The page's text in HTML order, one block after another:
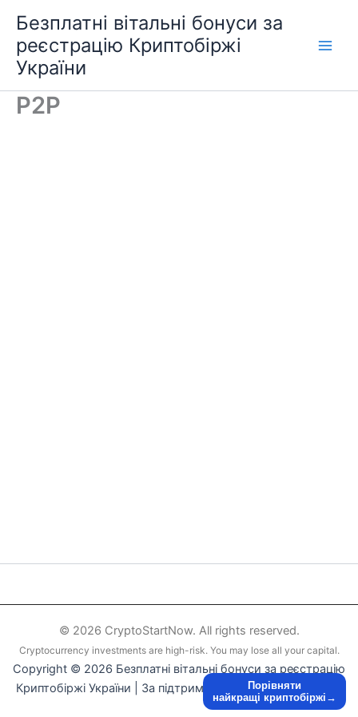
вмісту
Безплатні вітальні бонуси за
реєстрацію Криптобіржі
України
P2P
© 2026 CryptoStartNow. All rights reserved.
Cryptocurrency investments are high-risk. You may lose all your capital.
Порівняти
найкращі криптобіржі→
Copyright © 2026 Безплатні вітальні бонуси за реєстрацію
Криптобіржі України | За підтримки
WordPress тема Astra